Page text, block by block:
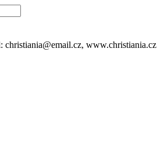
christiania@email.cz, www.christiania.cz